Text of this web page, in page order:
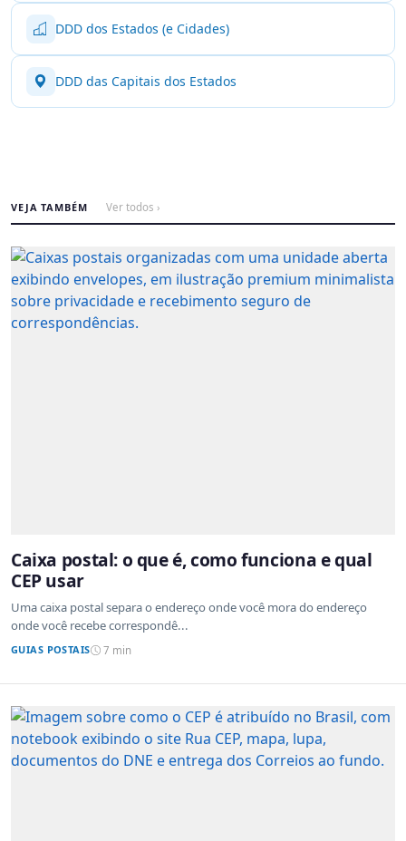
DDD dos Estados (e Cidades)
DDD das Capitais dos Estados
VEJA TAMBÉM Ver todos ›
Caixa postal: o que é, como funciona e qual
CEP usar
Uma caixa postal separa o endereço onde você mora do endereço
onde você recebe correspondê...
GUIAS POSTAIS 7 min